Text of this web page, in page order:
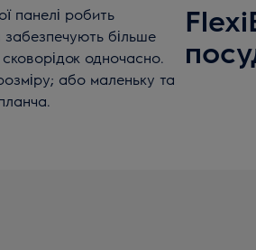
панелі робить
забезпечують більше
сковорідок одночасно.
або маленьку та